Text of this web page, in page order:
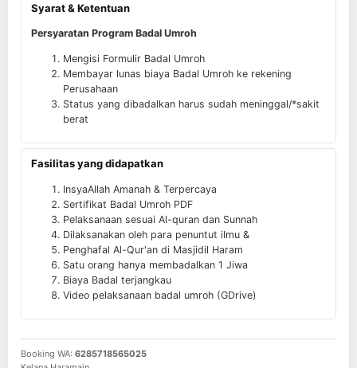
Syarat & Ketentuan
Persyaratan Program Badal Umroh
Mengisi Formulir Badal Umroh
Membayar lunas biaya Badal Umroh ke rekening
Perusahaan
Status yang dibadalkan harus sudah meninggal/*sakit
berat
Fasilitas yang didapatkan
InsyaAllah Amanah & Terpercaya
Sertifikat Badal Umroh PDF
Pelaksanaan sesuai Al-quran dan Sunnah
Dilaksanakan oleh para penuntut ilmu &
Penghafal Al-Qur'an di Masjidil Haram
Satu orang hanya membadalkan 1 Jiwa
Biaya Badal terjangkau
Video pelaksanaan badal umroh (GDrive)
Booking WA: 6285718565025